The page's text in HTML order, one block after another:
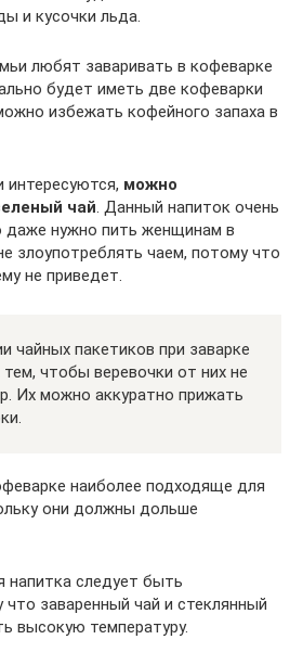
и кусочки льда.
любят заваривать в кофеварке
будет иметь две кофеварки
избежать кофейного запаха в
интересуются, можно
чай. Данный напиток очень
даже нужно пить женщинам в
злоупотреблять чаем, потому что
не приведет.
чайных пакетиков при заварке
чтобы веревочки от них не
Их можно аккуратно прижать
наиболее подходяще для
они должны дольше
напитка следует быть
заваренный чай и стеклянный
высокую температуру.